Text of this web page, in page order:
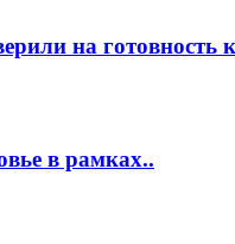
на готовность
в рамках..